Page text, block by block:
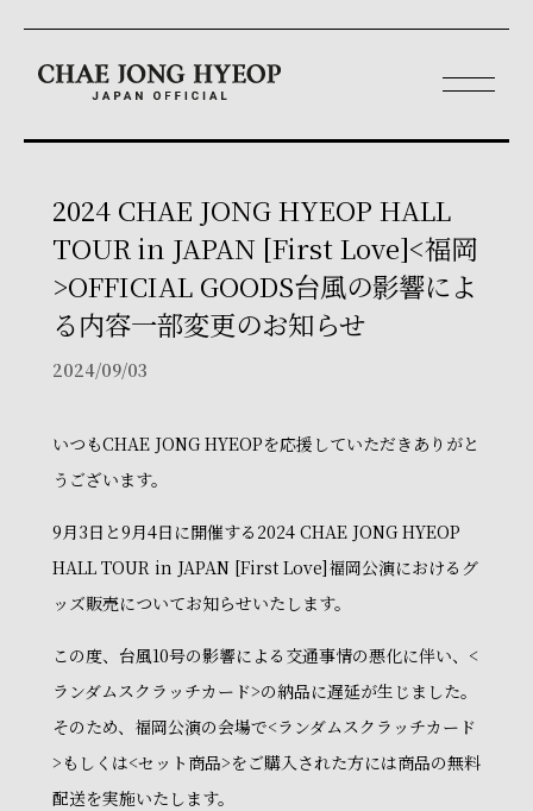
2024 CHAE JONG HYEOP HALL
TOUR in JAPAN [First Love]<福岡
>OFFICIAL GOODS台風の影響によ
る内容一部変更のお知らせ
2024/09/03
いつもCHAE JONG HYEOPを応援していただきありがと
うございます。
9月3日と9月4日に開催する2024 CHAE JONG HYEOP
HALL TOUR in JAPAN [First Love]福岡公演におけるグ
ッズ販売についてお知らせいたします。
この度、台風10号の影響による交通事情の悪化に伴い、<
ランダムスクラッチカード>の納品に遅延が生じました。
そのため、福岡公演の会場で<ランダムスクラッチカード
>もしくは<セット商品>をご購入された方には商品の無料
配送を実施いたします。